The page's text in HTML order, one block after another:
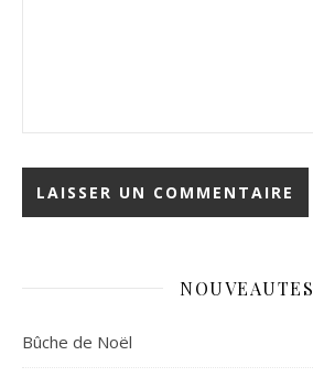
NOUVEAUTES
Bûche de Noël